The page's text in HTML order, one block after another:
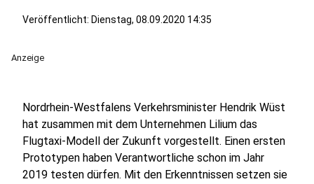
Veröffentlicht: Dienstag, 08.09.2020 14:35
Anzeige
Nordrhein-Westfalens Verkehrsminister Hendrik Wüst
hat zusammen mit dem Unternehmen Lilium das
Flugtaxi-Modell der Zukunft vorgestellt. Einen ersten
Prototypen haben Verantwortliche schon im Jahr
2019 testen dürfen. Mit den Erkenntnissen setzen sie